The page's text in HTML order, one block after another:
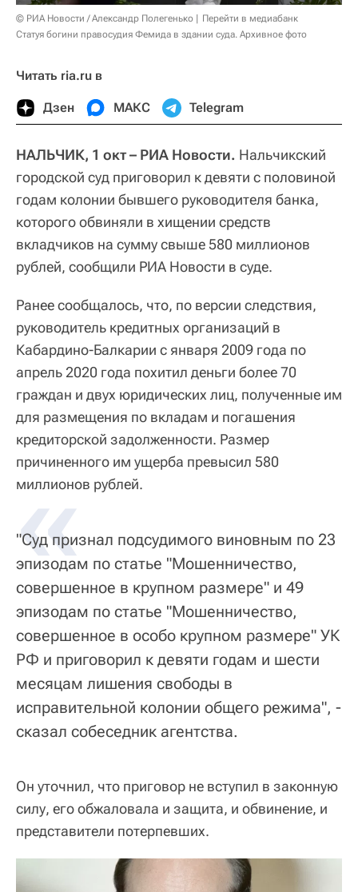
© РИА Новости / Александр Полегенько
Перейти в медиабанк
Статуя богини правосудия Фемида в здании суда. Архивное фото
Читать ria.ru в
Дзен МАКС Telegram
НАЛЬЧИК, 1 окт – РИА Новости. Нальчикский
городской суд приговорил к девяти с половиной
годам колонии бывшего руководителя банка,
которого обвиняли в хищении средств
вкладчиков на сумму свыше 580 миллионов
рублей, сообщили РИА Новости в суде.
Ранее сообщалось, что, по версии следствия,
руководитель кредитных организаций в
Кабардино-Балкарии с января 2009 года по
апрель 2020 года похитил деньги более 70
граждан и двух юридических лиц, полученные им
для размещения по вкладам и погашения
кредиторской задолженности. Размер
причиненного им ущерба превысил 580
миллионов рублей.
«
"Суд признал подсудимого виновным по 23
эпизодам по статье "Мошенничество,
совершенное в крупном размере" и 49
эпизодам по статье "Мошенничество,
совершенное в особо крупном размере" УК
РФ и приговорил к девяти годам и шести
месяцам лишения свободы в
исправительной колонии общего режима", -
сказал собеседник агентства.
Он уточнил, что приговор не вступил в законную
силу, его обжаловала и защита, и обвинение, и
представители потерпевших.